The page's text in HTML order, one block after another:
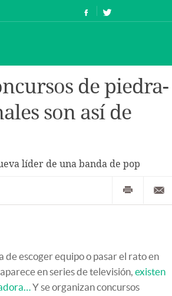
de piedra-
son así de
líder de una banda de pop
escoger equipo o pasar el rato en
en series de televisión, existen
Y se organizan concursos